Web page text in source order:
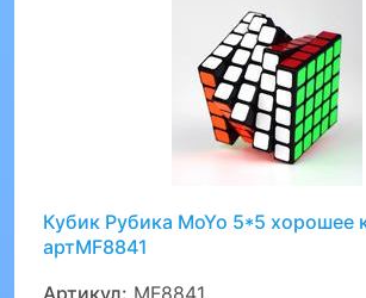
Кубик Рубика MoYo 5*5 хорошее
артMF8841